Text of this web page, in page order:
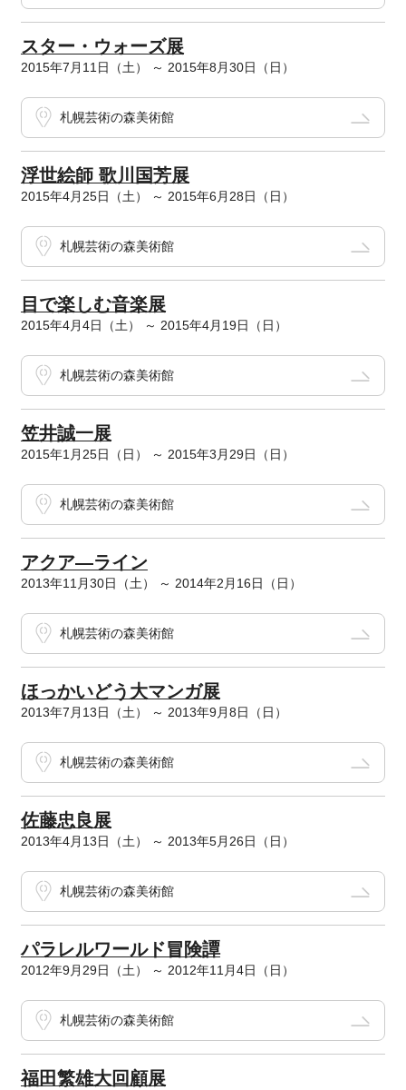
スター・ウォーズ展
2015年7月11日（土） ～ 2015年8月30日（日）
札幌芸術の森美術館
浮世絵師 歌川国芳展
2015年4月25日（土） ～ 2015年6月28日（日）
札幌芸術の森美術館
目で楽しむ音楽展
2015年4月4日（土） ～ 2015年4月19日（日）
札幌芸術の森美術館
笠井誠一展
2015年1月25日（日） ～ 2015年3月29日（日）
札幌芸術の森美術館
アクア―ライン
2013年11月30日（土） ～ 2014年2月16日（日）
札幌芸術の森美術館
ほっかいどう大マンガ展
2013年7月13日（土） ～ 2013年9月8日（日）
札幌芸術の森美術館
佐藤忠良展
2013年4月13日（土） ～ 2013年5月26日（日）
札幌芸術の森美術館
パラレルワールド冒険譚
2012年9月29日（土） ～ 2012年11月4日（日）
札幌芸術の森美術館
福田繁雄大回顧展